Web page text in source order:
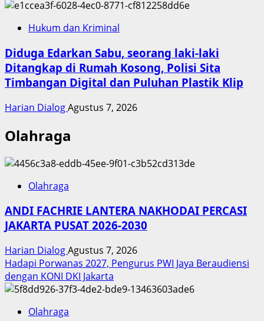
Hukum dan Kriminal
Diduga Edarkan Sabu, seorang laki-laki
Ditangkap di Rumah Kosong, Polisi Sita
Timbangan Digital dan Puluhan Plastik Klip
Harian DialogAgustus 7, 2026
Olahraga
Olahraga
ANDI FACHRIE LANTERA NAKHODAI PERCASI
JAKARTA PUSAT 2026-2030
Harian DialogAgustus 7, 2026
Hadapi Porwanas 2027, Pengurus PWI Jaya Beraudiensi
dengan KONI DKI Jakarta
Olahraga